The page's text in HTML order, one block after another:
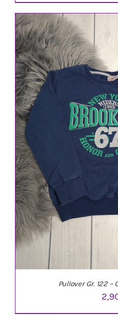
IN DEN WARENKORB
Pullover Gr. 122 –